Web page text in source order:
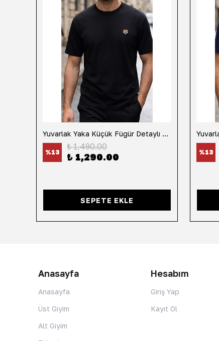
Yuvarlak Yaka Küçük Fügür Detaylı Tişört-Siyah
%13
₺ 1,490.00
₺ 1,290.00
SEPETE EKLE
%13
Anasayfa
Anasayfa
Üst Giyim
Alt Giyim
Hesabım
Giriş Yap
Kayıt Ol